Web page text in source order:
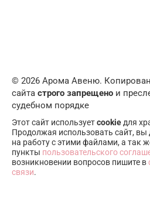
© 2026 Арома Авеню.
сайта строго запрещено и
судебном порядке
Этот сайт используетcookie для
Продолжая использовать сайт, вы
на работу с этими файлами, а так
пункты пользовательского
возникновении вопросов пишите в
связи.